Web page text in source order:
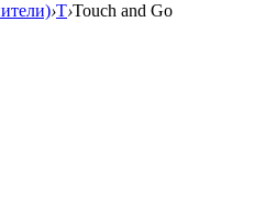
›T›Touch and Go